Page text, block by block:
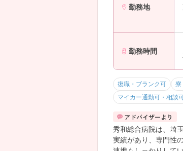
勤務地
勤務時間
復職・ブランク可 寮
マイカー通勤可・相談
秀和総合病院は、埼
実績があり、専門性